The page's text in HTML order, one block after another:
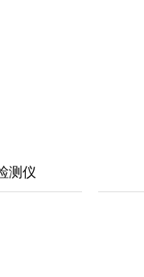
测仪